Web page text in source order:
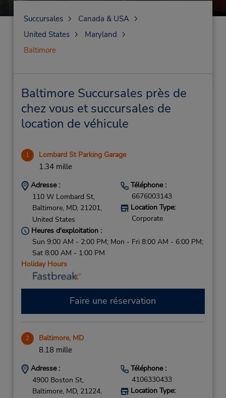
Succursales
Canada & USA
United States
Maryland
Baltimore
Baltimore Succursales près de
chez vous et succursales de
location de véhicule
1 Lombard St Parking Garage
1.34 mille
Adresse :
110 W Lombard St,
Baltimore, MD, 21201,
United States
Téléphone :
6676003143
Location Type:
Corporate
Heures d'exploitation :
Sun 9:00 AM - 2:00 PM; Mon - Fri 8:00 AM - 6:00 PM;
Sat 8:00 AM - 1:00 PM
Holiday Hours
Faire une réservation
2 Baltimore, MD
8.18 mille
Adresse :
4900 Boston St,
Baltimore, MD, 21224,
Téléphone :
4106330433
Location Type: